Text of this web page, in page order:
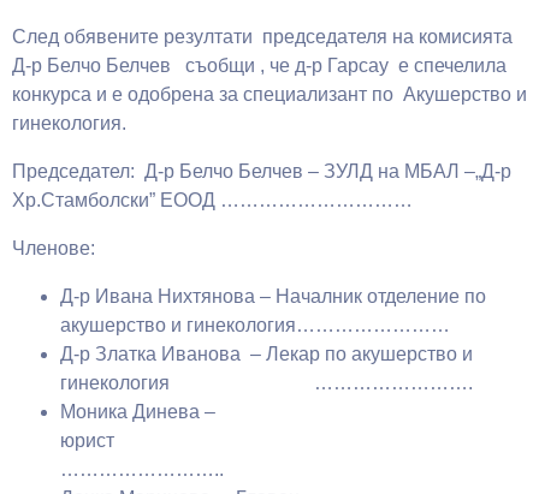
След обявените резултати председателя на комисията
Д-р Белчо Белчев съобщи , че д-р Гарсау е спечелила
конкурса и е одобрена за специализант по Акушерство и
гинекология.
Председател: Д-р Белчо Белчев – ЗУЛД на МБАЛ –„Д-р
Хр.Стамболски” ЕООД …………………………
Членове:
Д-р Ивана Нихтянова – Началник отделение по
акушерство и гинекология……………………
Д-р Златка Иванова – Лекар по акушерство и
гинекология …………………….
Моника Динева –
……………………..